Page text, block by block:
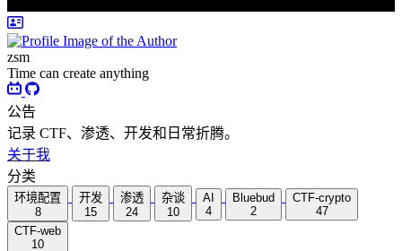
zsm
Time can create anything
公告
记录 CTF、渗透、开发和日常折腾。
关于我
分类
环境配置
8
开发
15
渗透
24
杂谈
10
AI
4
Bluebud
2
CTF-crypto
47
CTF-web
10